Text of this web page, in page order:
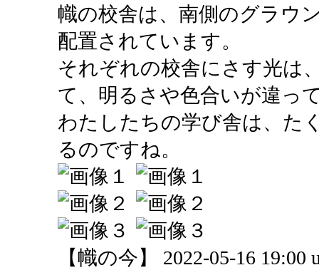
幟の校舎は、南側のグラウ
配置されています。
それぞれの校舎にさす光は
て、明るさや色合いが違っ
わたしたちの学び舎は、た
るのですね。
【幟の今】 2022-05-16 19:00